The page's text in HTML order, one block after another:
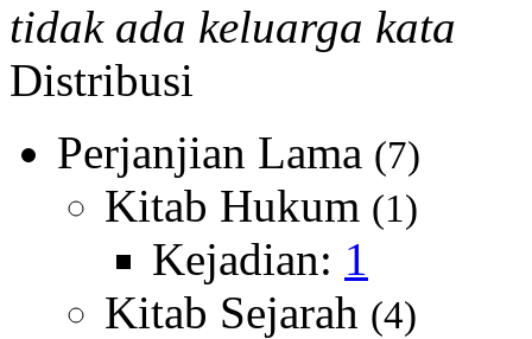
tidak ada keluarga kata
Distribusi
Perjanjian Lama (7)
Kitab Hukum (1)
Kejadian: 1
Kitab Sejarah (4)